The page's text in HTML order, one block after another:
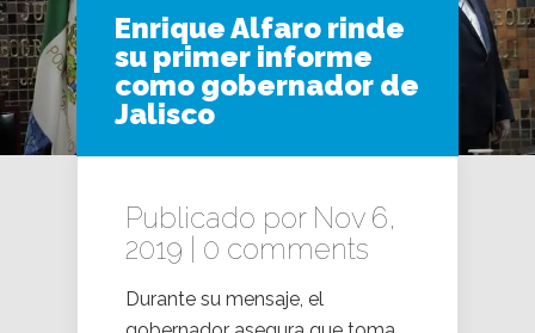
Enrique Alfaro rinde
su primer informe
como gobernador de
Jalisco
Publicado por Nov 6,
2019 | 0 comments
Durante su mensaje, el